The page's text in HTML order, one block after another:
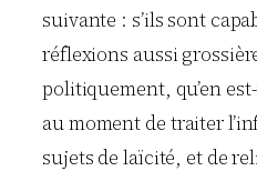
suivante : s’ils sont
réflexions aussi
politiquement, qu’en
au moment de traiter
sujets de laïcité, et de